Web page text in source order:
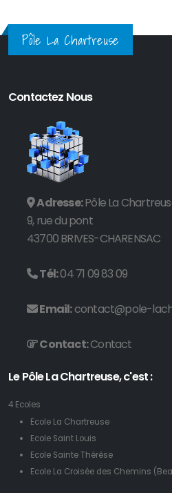
Pôle La Chartreuse
Contactez Nous
Adresse:Pôle La
9, rue du pont
43700 BRIVES-CHARENSAC
Tél:04 71 09 83 09
Email:contact@pole-
Contact:Contact
Le Pôle La Chartreuse, c'est :
4 Ecoles
Ecole La Chartreuse
Ecole Saint Louis
Ecole Sainte Thérèse
Ecole La Croisée des Chemins